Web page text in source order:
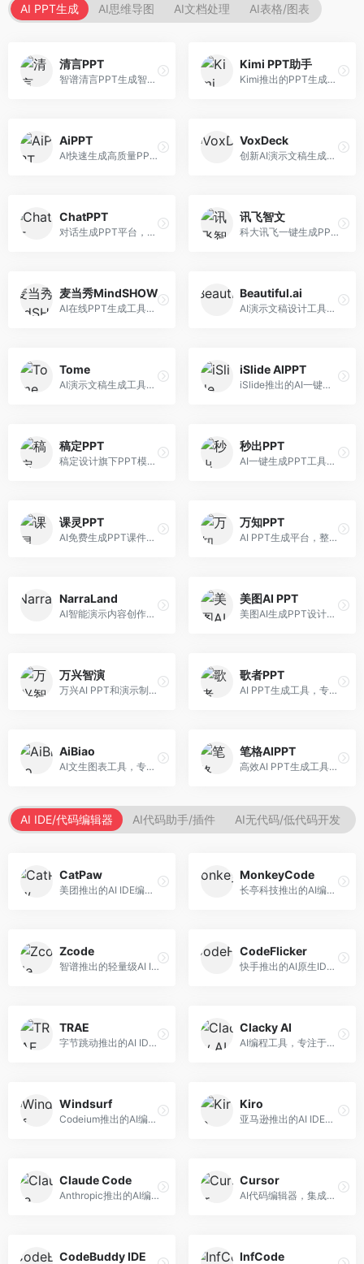
AI PPT生成 AI思维导图 AI文档处理 AI表格/图表
清言PPT
智谱清言PPT生成智能体，基于GLM大模型。面向智谱用户，支持对话生成PPT、内容优化等服务，与智谱生态深度整合。
Kimi PPT助手
Kimi推出的PPT生成智能体，整合长文本处理能力。面向职场人士和学生，支持文档解析、PPT生成、内容优化等服务，与Kimi生态深度整合。
AiPPT
AI快速生成高质量PPT平台，支持主题定制。面向职场人士和学生，提供一键生成、模板选择、内容优化等服务，PPT制作速度快，设计质量高。
VoxDeck
创新AI演示文稿生成工具，支持语音交互创作。面向职场人士，支持语音输入、PPT生成、内容优化等功能，语音创作体验便捷。
ChatPPT
对话生成PPT平台，支持自然语言交互创作。面向职场人士和教育工作者，通过对话方式完成PPT制作，交互体验友好，创作过程直观。
讯飞智文
科大讯飞一键生成PPT和Word工具，整合语音技术。面向职场人士，支持语音输入、文档生成、格式调整等功能，办公效率显著提升。
麦当秀MindSHOW
AI在线PPT生成工具，支持思维导图转PPT。面向职场人士，提供思维导图导入、PPT生成、模板选择等服务，思维导图转PPT效率高。
Beautiful.ai
AI演示文稿设计工具，专注于自动化设计排版。面向职场人士，提供智能排版、模板选择、设计优化等服务，设计美观度高。
Tome
AI演示文稿生成工具，专注于故事化演示创作。面向创业者和营销人员，提供故事叙述、视觉设计、内容生成等服务，演示文稿叙事性强。
iSlide AIPPT
iSlide推出的AI一键设计精美PPT工具。面向PPT设计用户，提供模板库、内容生成、设计优化等服务，与iSlide插件深度整合。
稿定PPT
稿定设计旗下PPT模板资源库，整合AI生成功能。面向设计师和职场人士，提供海量PPT模板、AI内容生成等服务，模板质量高。
秒出PPT
AI一键生成PPT工具，专注于快速演示文稿制作。面向职场人士，支持主题输入、内容生成、模板套用等功能，PPT生成速度快，适合紧急制作场景。
课灵PPT
AI免费生成PPT课件平台，专注于教育场景。面向教师和教育工作者，提供课件生成、教学设计、模板选择等服务，教育适配性强。
万知PPT
AI PPT生成平台，整合知识库与创作功能。面向职场人士，支持内容检索、PPT生成、设计优化等服务，知识整合能力强。
NarraLand
AI智能演示内容创作平台，专注于叙事演示。面向内容创作者，提供故事创作、演示生成、动画设计等服务，演示内容生动有趣。
美图AI PPT
美图AI生成PPT设计工具，整合图像处理能力。面向设计师和职场人士，提供PPT生成、图片美化、设计优化等服务，视觉设计美观。
万兴智演
万兴AI PPT和演示制作软件，整合视频演示功能。面向职场人士和教育工作者，提供PPT生成、演示录制、视频制作等服务，演示功能完善。
歌者PPT
AI PPT生成工具，专注于演示文稿智能创作。面向职场人士，支持主题输入、内容生成、设计美化等功能，PPT制作效率高。
AiBiao
AI文生图表工具，专注于数据可视化展示。面向数据分析师和职场人士，提供图表生成、数据可视化、PPT嵌入等服务，数据展示专业。
笔格AIPPT
高效AI PPT生成工具，专注于演示文稿智能创作。面向职场人士，支持主题输入、内容生成、设计美化等功能，PPT制作效率高。
AI IDE/代码编辑器 AI代码助手/插件 AI无代码/低代码开发
CatPaw
美团推出的AI IDE编程工具，专注于本地开发生态。面向开发者，提供智能代码补全、代码生成、项目管理等服务，本地开发体验好。
MonkeyCode
长亭科技推出的AI编程助手，专注于安全开发。面向开发者，提供代码生成、安全检测、漏洞修复等服务，安全开发能力强。
Zcode
智谱推出的轻量级AI IDE，基于GLM模型。面向开发者，提供智能代码补全、代码生成、错误检测等服务，中文编程支持好。
CodeFlicker
快手推出的AI原生IDE，专注于短视频相关开发。面向快手生态开发者，提供代码生成、调试辅助等服务，与快手开发生态深度整合。
TRAE
字节跳动推出的AI IDE编程工具，深度集成大模型能力。面向开发者，提供智能代码补全、代码解释、重构优化等服务，编程效率显著提升。
Clacky AI
AI编程工具，专注于代码智能生成与优化。面向开发者，提供代码生成、代码重构、错误修复等服务，编程效率高。
Windsurf
Codeium推出的AI编程工具，专注于代码智能辅助。面向开发者，提供代码补全、代码生成、代码解释等服务，多语言支持完善。
Kiro
亚马逊推出的AI IDE，深度整合AWS云服务。面向AWS开发者，提供代码生成、云服务集成、部署自动化等服务，与AWS生态无缝衔接。
Claude Code
Anthropic推出的AI编程工具，基于Claude模型。面向开发者，提供代码生成、代码审查、调试辅助等服务，代码质量高，推理能力强。
Cursor
AI代码编辑器，集成GPT-4模型，专注于智能编程辅助。面向开发者，提供代码生成、代码解释、错误修复等服务，编程体验流畅，开发效率高。
CodeBuddy IDE InfCode